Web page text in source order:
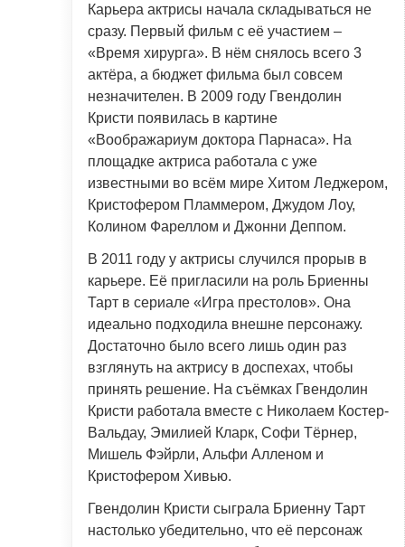
Карьера актрисы начала складываться не
сразу. Первый фильм с её участием –
«Время хирурга». В нём снялось всего 3
актёра, а бюджет фильма был совсем
незначителен. В 2009 году Гвендолин
Кристи появилась в картине
«Воображариум доктора Парнаса». На
площадке актриса работала с уже
известными во всём мире Хитом Леджером,
Кристофером Пламмером, Джудом Лоу,
Колином Фареллом и Джонни Деппом.
В 2011 году у актрисы случился прорыв в
карьере. Её пригласили на роль Бриенны
Тарт в сериале «Игра престолов». Она
идеально подходила внешне персонажу.
Достаточно было всего лишь один раз
взглянуть на актрису в доспехах, чтобы
принять решение. На съёмках Гвендолин
Кристи работала вместе с Николаем Костер-
Вальдау, Эмилией Кларк, Софи Тёрнер,
Мишель Фэйрли, Альфи Алленом и
Кристофером Хивью.
Гвендолин Кристи сыграла Бриенну Тарт
настолько убедительно, что её персонаж